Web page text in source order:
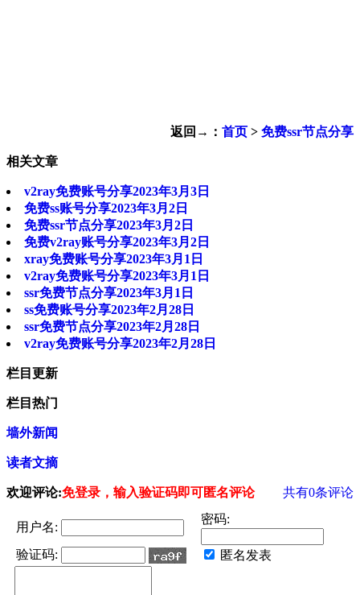
返回→： 首页 > 免费ssr节点分享
相关文章
v2ray免费账号分享2023年3月3日
免费ss账号分享2023年3月2日
免费ssr节点分享2023年3月2日
免费v2ray账号分享2023年3月2日
xray免费账号分享2023年3月1日
v2ray免费账号分享2023年3月1日
ssr免费节点分享2023年3月1日
ss免费账号分享2023年2月28日
ssr免费节点分享2023年2月28日
v2ray免费账号分享2023年2月28日
栏目更新
栏目热门
墙外新闻
读者文摘
欢迎评论:免登录，输入验证码即可匿名评论 共有0条评论
用户名:
密码:
验证码: 匿名发表